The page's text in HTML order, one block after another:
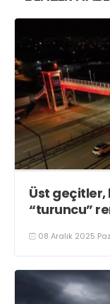
Üst geçitler,
“turuncu”
08 Aralık 2025